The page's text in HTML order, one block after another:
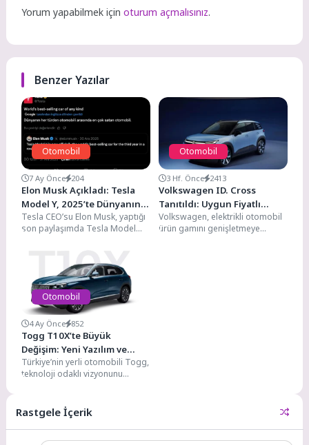
Yorum yapabilmek içinoturum açmalısınız.
Benzer Yazılar
Otomobil
7 Ay Önce 204
Elon Musk Açıkladı: Tesla
Model Y, 2025’te Dünyanın
En Çok Satan Otomobili Oldu
Tesla CEO’su Elon Musk, yaptığı
son paylaşımda Tesla Model
Otomobil
3 Hf. Önce 2413
Volkswagen ID. Cross
Tanıtıldı: Uygun Fiyatlı
Elektrikli SUV 427 Km Menzil
ve 28 Bin Euro Başlangıç
Volkswagen, elektrikli otomobil
ürün gamını genişletmeye
Otomobil
4 Ay Önce 852
Togg T10X’te Büyük
Değişim: Yeni Yazılım ve
Donanım Güncellemesi
Yayında
Türkiye’nin yerli otomobili Togg,
teknoloji odaklı vizyonunu
Rastgele İçerik